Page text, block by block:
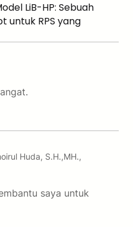
LiB-HP: Sebuah
untuk RPS yang
Huda, S.H.,MH.,
saya untuk